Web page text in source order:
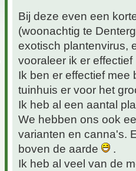
Bij deze even een
(woonachtig te
exotisch plantenvirus,
vooraleer ik er
Ik ben er effectief
tuinhuis er voor het
Ik heb al een aantal
We hebben ons ook
varianten en canna's.
boven de aarde
.
Ik heb al veel van de